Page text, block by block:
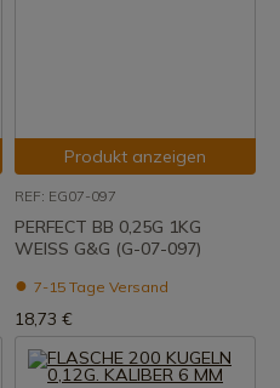
Produkt anzeigen
REF: EG07-097
PERFECT BB 0,25G 1KG
WEISS G&G (G-07-097)
7-15 Tage Versand
18,73 €